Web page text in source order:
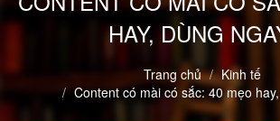
HAY, DÙNG
Trang chủ
Kinh tế
Content có mài có sắc: 40 mẹo